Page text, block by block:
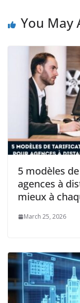
You May
5 modèles
agences à
mieux à
March 25, 2026